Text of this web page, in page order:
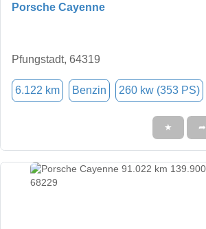
Porsche Cayenne
Pfungstadt, 64319
6.122 km Benzin 260 kw (353 PS)
★ ➦